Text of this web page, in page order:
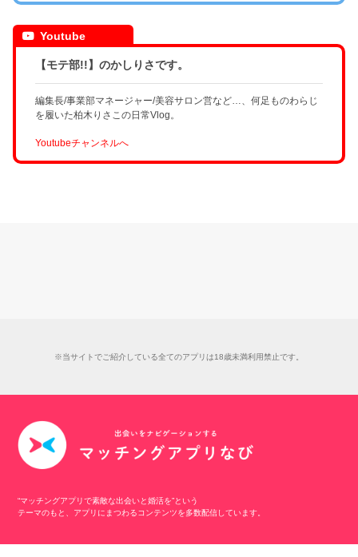
Youtube
【モテ部!!】のかしりさです。
編集長/事業部マネージャー/美容サロン営など…、何足ものわらじ
を履いた柏木りさこの日常Vlog。
Youtubeチャンネルへ
※当サイトでご紹介している全てのアプリは18歳未満利用禁止です。
“マッチングアプリで素敵な出会いと婚活を”という
テーマのもと、アプリにまつわるコンテンツを多数配信しています。